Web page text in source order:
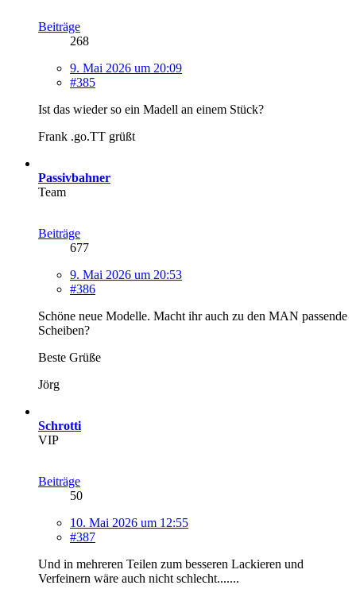
Beiträge
268
9. Mai 2026 um 20:09
#385
Ist das wieder so ein Madell an einem Stück?
Frank .go.TT grüßt
Passivbahner
Team
Beiträge
677
9. Mai 2026 um 20:53
#386
Schöne neue Modelle. Macht ihr auch zu den MAN passende
Scheiben?
Beste Grüße
Jörg
Schrotti
VIP
Beiträge
50
10. Mai 2026 um 12:55
#387
Und in mehreren Teilen zum besseren Lackieren und
Verfeinern wäre auch nicht schlecht.......